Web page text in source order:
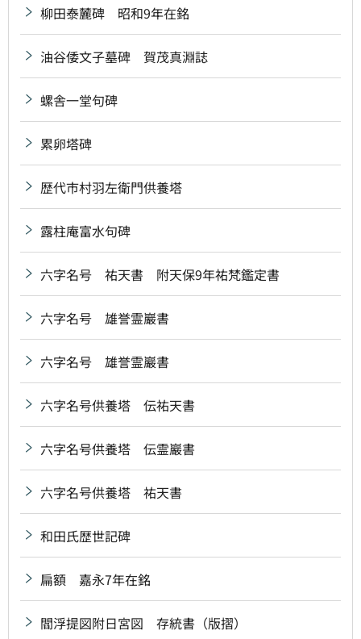
柳田泰麓碑 昭和9年在銘
油谷倭文子墓碑 賀茂真淵誌
螺舎一堂句碑
累卵塔碑
歴代市村羽左衛門供養塔
露柱庵富水句碑
六字名号 祐天書 附天保9年祐梵鑑定書
六字名号 雄誉霊巖書
六字名号 雄誉霊巖書
六字名号供養塔 伝祐天書
六字名号供養塔 伝霊巖書
六字名号供養塔 祐天書
和田氏歴世記碑
扁額 嘉永7年在銘
閻浮提図附日宮図 存統書（版摺）